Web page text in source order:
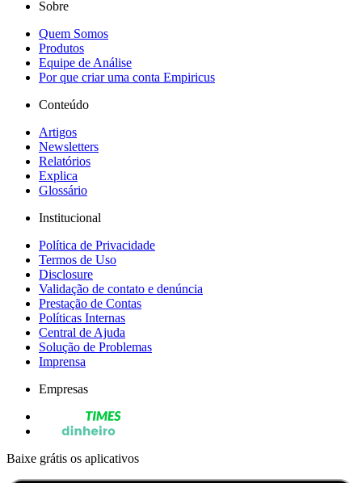
Sobre
Quem Somos
Produtos
Equipe de Análise
Por que criar uma conta Empiricus
Conteúdo
Artigos
Newsletters
Relatórios
Explica
Glossário
Institucional
Política de Privacidade
Termos de Uso
Disclosure
Validação de contato e denúncia
Prestação de Contas
Políticas Internas
Central de Ajuda
Solução de Problemas
Imprensa
Empresas
Baixe grátis os aplicativos